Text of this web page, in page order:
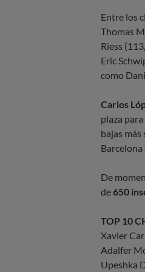
Entre los
Thomas
Riess
Eric
como
Carlos
plaza
bajas más
Barcelona
De
de650
TOP 10
Xavier
Adalfer
Upeshka